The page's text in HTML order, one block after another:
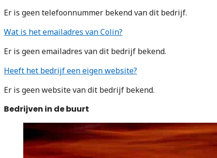
Er is geen telefoonnummer bekend van dit bedrijf.
Wat is het emailadres van Colin?
Er is geen emailadres van dit bedrijf bekend.
Heeft het bedrijf een eigen website?
Er is geen website van dit bedrijf bekend.
Bedrijven in de buurt